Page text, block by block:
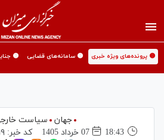
🟡 پرونده‌های ویژه خبری 🟡 سامانه‌های قضایی 🟡
جهان
سیاست
18:43
07 خرداد 1405 کد خبر: